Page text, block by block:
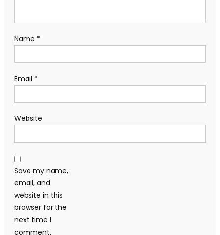
Name *
Email *
Website
Save my name,
email, and
website in this
browser for the
next time I
comment.